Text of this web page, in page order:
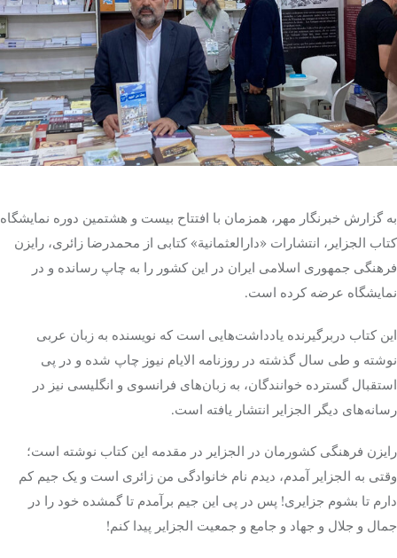
تک کده
پایگاه خبری آبان
خرید موتور ایمپلنت
به گزارش خبرنگار مهر، همزمان با افتتاح بیست و هشتمین دوره نمایشگاه
کتاب الجزایر، انتشارات «دارالعثمانیة» کتابی از محمدرضا زائری، رایزن
فرهنگی جمهوری اسلامی ایران در این کشور را به چاپ رسانده و در
نمایشگاه عرضه کرده است.
این کتاب دربرگیرنده یادداشت‌هایی است که نویسنده به زبان عربی
نوشته و طی سال گذشته در روزنامه الایام نیوز چاپ شده و در پی
استقبال گسترده خوانندگان، به زبان‌های فرانسوی و انگلیسی نیز در
رسانه‌های دیگر الجزایر انتشار یافته است.
رایزن فرهنگی کشورمان در الجزایر در مقدمه این کتاب نوشته است؛
وقتی به الجزایر آمدم، دیدم نام خانوادگی من زائری است و یک جیم کم
دارم تا بشوم جزایری! پس در پی این جیم برآمدم تا گمشده خود را در
جمال و جلال و جهاد و جامع و جمعیت الجزایر پیدا کنم!